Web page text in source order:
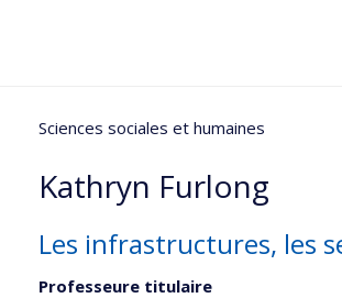
Sciences sociales et humaines
Kathryn Furlong
Les infrastructures, les
Professeure titulaire